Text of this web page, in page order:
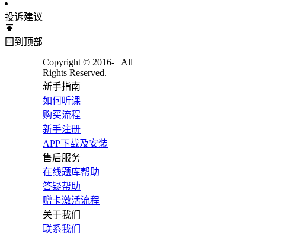
投诉建议
回到顶部
Copyright © 2016-
All
Rights Reserved.
新手指南
如何听课
购买流程
新手注册
APP下载及安装
售后服务
在线题库帮助
答疑帮助
赠卡激活流程
关于我们
联系我们